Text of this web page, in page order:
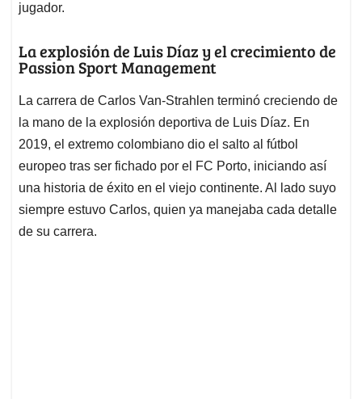
jugador.
La explosión de Luis Díaz y el crecimiento de
Passion Sport Management
La carrera de Carlos Van-Strahlen terminó creciendo de
la mano de la explosión deportiva de Luis Díaz. En
2019, el extremo colombiano dio el salto al fútbol
europeo tras ser fichado por el FC Porto, iniciando así
una historia de éxito en el viejo continente. Al lado suyo
siempre estuvo Carlos, quien ya manejaba cada detalle
de su carrera.